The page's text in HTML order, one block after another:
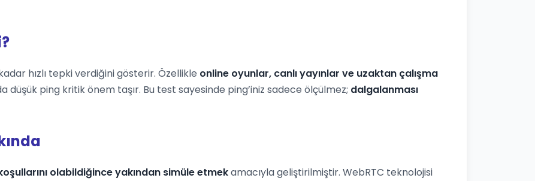
hızlı tepki verdiğini gösterir. Özellikle online oyunlar, canlı yayınlar ve uzaktan çalışma
ping kritik önem taşır. Bu test sayesinde ping’iniz sadece ölçülmez; dalgalanması
olabildiğince yakından simüle etmekamacıyla geliştirilmiştir. WebRTC teknolojisi